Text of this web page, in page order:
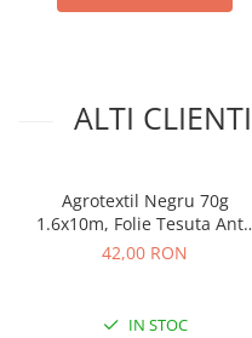
ALTI
Agrotextil Negru 70g
1.6x10m, Folie Tesuta
Buruieni si Rafie
42,00 RON
IN STOC